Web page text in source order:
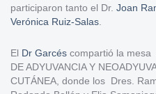
participaron tanto el Dr. Joan
Verónica Ruiz-Salas
El Dr Garcés compartió la mesa
DE ADYUVANCIA Y
CUTÁNEA, donde los Dres.